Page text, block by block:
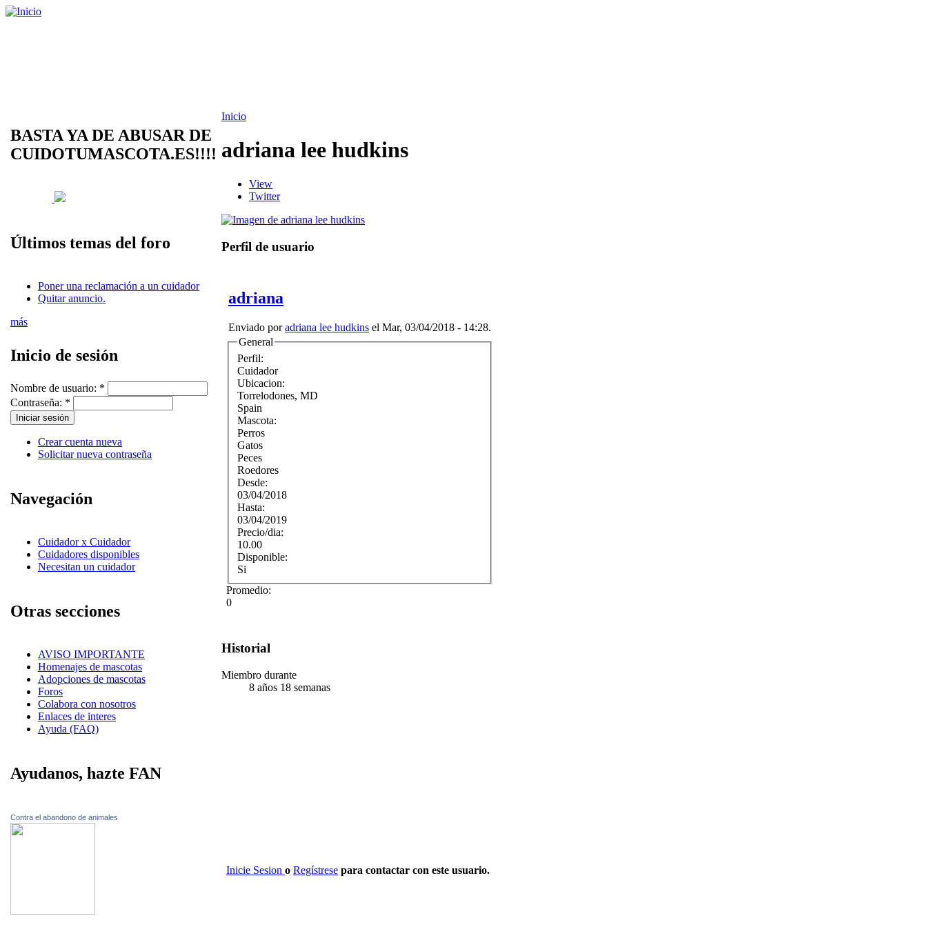
BASTA YA DE ABUSAR DE
CUIDOTUMASCOTA.ES!!!!
Últimos temas del foro
Poner una reclamación a un cuidador
Quitar anuncio.
más
Inicio de sesión
Nombre de usuario: *
Contraseña: *
Crear cuenta nueva
Solicitar nueva contraseña
Navegación
Cuidador x Cuidador
Cuidadores disponibles
Necesitan un cuidador
Otras secciones
AVISO IMPORTANTE
Homenajes de mascotas
Adopciones de mascotas
Foros
Colabora con nosotros
Enlaces de interes
Ayuda (FAQ)
Ayudanos, hazte FAN
Contra el abandono de animales
Inicio
adriana lee hudkins
View
Twitter
Perfil de usuario
adriana
Enviado poradriana lee hudkins el Mar, 03/04/2018 - 14:28.
General
Perfil:
Cuidador
Ubicacion:
Torrelodones, MD
Spain
Mascota:
Perros
Gatos
Peces
Roedores
Desde:
03/04/2018
Hasta:
03/04/2019
Precio/dia:
10.00
Disponible:
Si
Promedio:
0
Historial
Miembro durante
8 años 18 semanas
Inicie Sesion o Regístrese para contactar con este usuario.